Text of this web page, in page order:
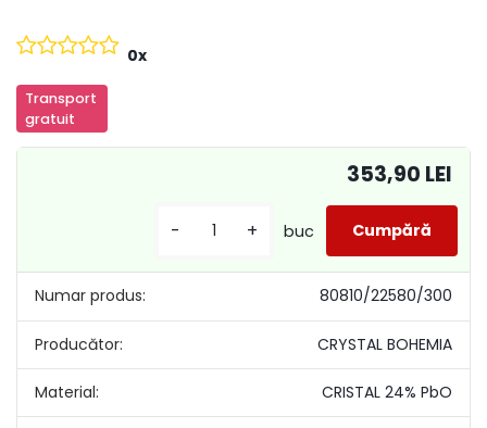
Transport
gratuit
0x
Numar produs: 80810/22580/300
Producător: CRYSTAL BOHEMIA
Material: CRISTAL 24% PbO
353,90 LEI
- + buc